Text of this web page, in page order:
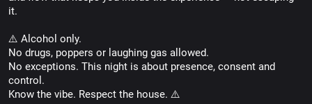
it.
⚠️ Alcohol only.
No drugs, poppers or laughing gas allowed.
No exceptions. This night is about presence, consent and
control.
Know the vibe. Respect the house. ⚠️